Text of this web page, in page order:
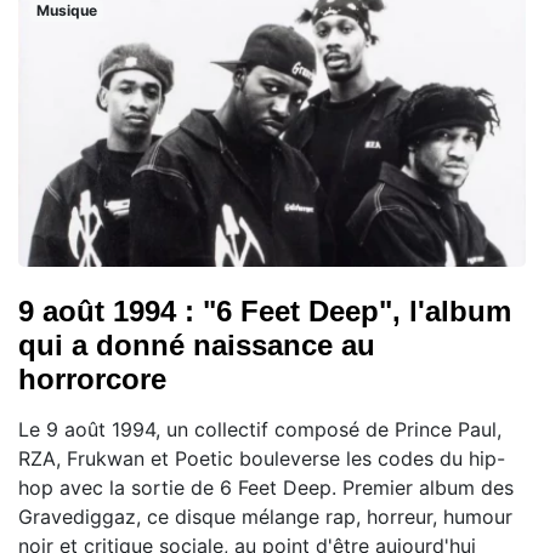
Musique
9 août 1994 : "6 Feet Deep", l'album
qui a donné naissance au
horrorcore
Le 9 août 1994, un collectif composé de Prince Paul,
RZA, Frukwan et Poetic bouleverse les codes du hip-
hop avec la sortie de 6 Feet Deep. Premier album des
Gravediggaz, ce disque mélange rap, horreur, humour
noir et critique sociale, au point d'être aujourd'hui